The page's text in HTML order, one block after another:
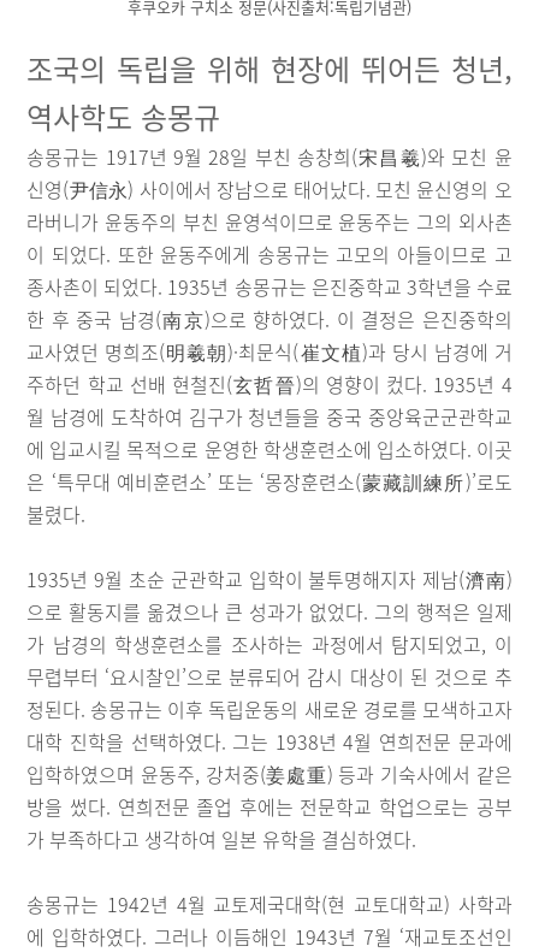
후쿠오카 구치소 정문(사진출처:독립기념관)
조국의 독립을 위해 현장에 뛰어든 청년,
역사학도 송몽규
송몽규는 1917년 9월 28일 부친 송창희(宋昌羲)와 모친 윤
신영(尹信永) 사이에서 장남으로 태어났다. 모친 윤신영의 오
라버니가 윤동주의 부친 윤영석이므로 윤동주는 그의 외사촌
이 되었다. 또한 윤동주에게 송몽규는 고모의 아들이므로 고
종사촌이 되었다. 1935년 송몽규는 은진중학교 3학년을 수료
한 후 중국 남경(南京)으로 향하였다. 이 결정은 은진중학의
교사였던 명희조(明羲朝)·최문식(崔文植)과 당시 남경에 거
주하던 학교 선배 현철진(玄哲晉)의 영향이 컸다. 1935년 4
월 남경에 도착하여 김구가 청년들을 중국 중앙육군군관학교
에 입교시킬 목적으로 운영한 학생훈련소에 입소하였다. 이곳
은 ‘특무대 예비훈련소’ 또는 ‘몽장훈련소(蒙藏訓練所)’로도
불렸다.
1935년 9월 초순 군관학교 입학이 불투명해지자 제남(濟南)
으로 활동지를 옮겼으나 큰 성과가 없었다. 그의 행적은 일제
가 남경의 학생훈련소를 조사하는 과정에서 탐지되었고, 이
무렵부터 ‘요시찰인’으로 분류되어 감시 대상이 된 것으로 추
정된다. 송몽규는 이후 독립운동의 새로운 경로를 모색하고자
대학 진학을 선택하였다. 그는 1938년 4월 연희전문 문과에
입학하였으며 윤동주, 강처중(姜處重) 등과 기숙사에서 같은
방을 썼다. 연희전문 졸업 후에는 전문학교 학업으로는 공부
가 부족하다고 생각하여 일본 유학을 결심하였다.
송몽규는 1942년 4월 교토제국대학(현 교토대학교) 사학과
에 입학하였다. 그러나 이듬해인 1943년 7월 ‘재교토조선인